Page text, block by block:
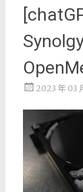
2023 年 03